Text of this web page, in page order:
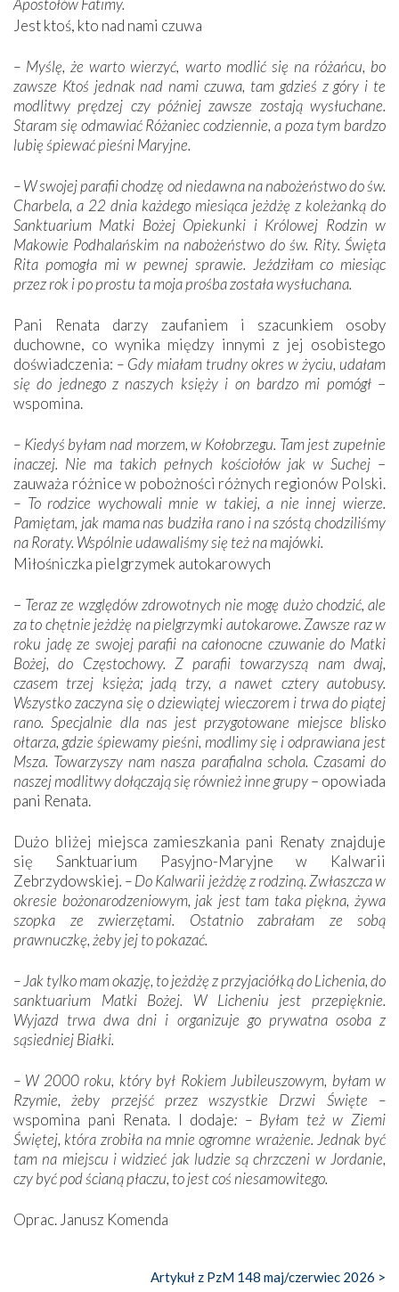
Apostołów Fatimy.
Jest ktoś, kto nad nami czuwa
– Myślę, że warto wierzyć, warto modlić się na różańcu, bo
zawsze Ktoś jednak nad nami czuwa, tam gdzieś z góry i te
modlitwy prędzej czy później zawsze zostają wysłuchane.
Staram się odmawiać Różaniec codziennie, a poza tym bardzo
lubię śpiewać pieśni Maryjne.
– W swojej parafii chodzę od niedawna na nabożeństwo do św.
Charbela, a 22 dnia każdego miesiąca jeżdżę z koleżanką do
Sanktuarium Matki Bożej Opiekunki i Królowej Rodzin w
Makowie Podhalańskim na nabożeństwo do św. Rity. Święta
Rita pomogła mi w pewnej sprawie. Jeździłam co miesiąc
przez rok i po prostu ta moja prośba została wysłuchana.
Pani Renata darzy zaufaniem i szacunkiem osoby
duchowne, co wynika między innymi z jej osobistego
doświadczenia: – Gdy miałam trudny okres w życiu, udałam
się do jednego z naszych księży i on bardzo mi pomógł–
wspomina.
– Kiedyś byłam nad morzem, w Kołobrzegu. Tam jest zupełnie
inaczej. Nie ma takich pełnych kościołów jak w Suchej–
zauważa różnice w pobożności różnych regionów Polski.
– To rodzice wychowali mnie w takiej, a nie innej wierze.
Pamiętam, jak mama nas budziła rano i na szóstą chodziliśmy
na Roraty. Wspólnie udawaliśmy się też na majówki.
Miłośniczka pielgrzymek autokarowych
– Teraz ze względów zdrowotnych nie mogę dużo chodzić, ale
za to chętnie jeżdżę na pielgrzymki autokarowe. Zawsze raz w
roku jadę ze swojej parafii na całonocne czuwanie do Matki
Bożej, do Częstochowy. Z parafii towarzyszą nam dwaj,
czasem trzej księża; jadą trzy, a nawet cztery autobusy.
Wszystko zaczyna się o dziewiątej wieczorem i trwa do piątej
rano. Specjalnie dla nas jest przygotowane miejsce blisko
ołtarza, gdzie śpiewamy pieśni, modlimy się i odprawiana jest
Msza. Towarzyszy nam nasza parafialna schola. Czasami do
naszej modlitwy dołączają się również inne grupy– opowiada
pani Renata.
Dużo bliżej miejsca zamieszkania pani Renaty znajduje
się Sanktuarium Pasyjno-Maryjne w Kalwarii
Zebrzydowskiej. – Do Kalwarii jeżdżę z rodziną. Zwłaszcza w
okresie bożonarodzeniowym, jak jest tam taka piękna, żywa
szopka ze zwierzętami. Ostatnio zabrałam ze sobą
prawnuczkę, żeby jej to pokazać.
– Jak tylko mam okazję, to jeżdżę z przyjaciółką do Lichenia, do
sanktuarium Matki Bożej. W Licheniu jest przepięknie.
Wyjazd trwa dwa dni i organizuje go prywatna osoba z
sąsiedniej Białki.
– W 2000 roku, który był Rokiem Jubileuszowym, byłam w
Rzymie, żeby przejść przez wszystkie Drzwi Święte –
wspomina pani Renata. I dodaje: – Byłam też w Ziemi
Świętej, która zrobiła na mnie ogromne wrażenie. Jednak być
tam na miejscu i widzieć jak ludzie są chrzczeni w Jordanie,
czy być pod ścianą płaczu, to jest coś niesamowitego.
Oprac. Janusz Komenda
Artykuł z PzM 148 maj/czerwiec 2026 >